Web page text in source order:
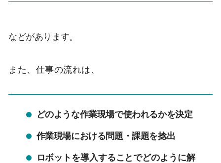
などがあります。
また、仕事の流れは、
どのような作業現場で使われるかを決定
作業現場における問題・課題を捻出
ロボットを導入することでどのように解